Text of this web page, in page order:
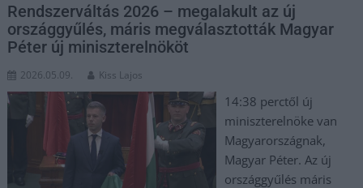
Rendszerváltás 2026 – megalakult az új
országgyűlés, máris megválasztották Magyar
Péter új miniszterelnököt
2026.05.09. Kiss Lajos
14:38 perctől új
miniszterelnöke van
Magyarországnak,
Magyar Péter. Az új
országgyűlés máris